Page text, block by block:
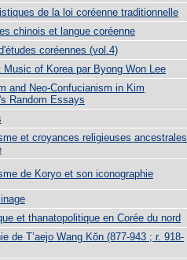
de la loi coréenne traditionnelle
chinois et langue coréenne
coréennes (vol.4)
Music of Korea par Byong Won Lee
and Neo-Confucianism in Kim
Random Essays
et croyances religieuses ancestrales
de Koryo et son iconographie
et thanatopolitique en Corée du nord
de T’aejo Wang Kŏn (877-943 ; r. 918-